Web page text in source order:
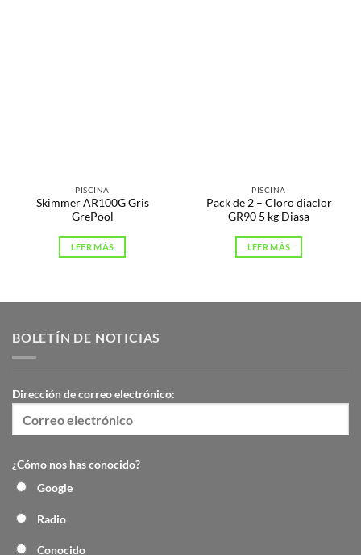
PISCINA
Skimmer AR100G Gris
GrePool
LEER MÁS
PISCINA
Pack de 2 – Cloro diaclor
GR90 5 kg Diasa
LEER MÁS
BOLETÍN DE NOTICIAS
Dirección de correo electrónico:
¿Cómo nos has conocido?
Google
Radio
Conocido